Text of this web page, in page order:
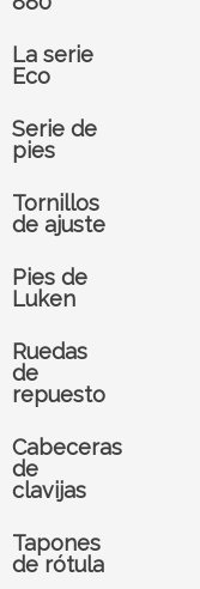
La serie
Eco
Serie de
pies
Tornillos
de ajuste
Pies de
Luken
Ruedas
de
repuesto
Cabeceras
de
clavijas
Tapones
de rótula